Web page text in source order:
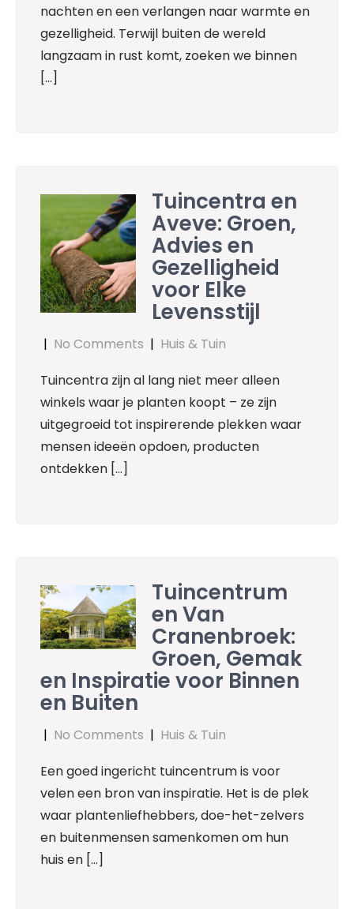
nachten en een verlangen naar warmte en
gezelligheid. Terwijl buiten de wereld
langzaam in rust komt, zoeken we binnen
[…]
Tuincentra en
Aveve: Groen,
Advies en
Gezelligheid
voor Elke
Levensstijl
| No Comments | Huis & Tuin
Tuincentra zijn al lang niet meer alleen
winkels waar je planten koopt – ze zijn
uitgegroeid tot inspirerende plekken waar
mensen ideeën opdoen, producten
ontdekken […]
Tuincentrum
en Van
Cranenbroek:
Groen, Gemak
en Inspiratie voor Binnen
en Buiten
| No Comments | Huis & Tuin
Een goed ingericht tuincentrum is voor
velen een bron van inspiratie. Het is de plek
waar plantenliefhebbers, doe-het-zelvers
en buitenmensen samenkomen om hun
huis en […]